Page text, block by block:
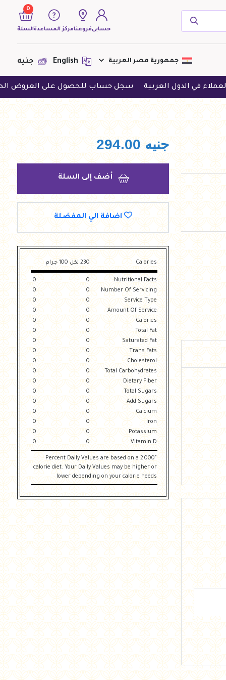
حسابىفروعنامركز المساعدة
0
السلة
لا يوجد منتجات لعرضها فى الوقت
الحالى
جمهورية مصر العربية جنيه
العربية سجل حساب للحصول على العروض الحصرية
جنيه 294.00
أضف إلى السلة
اضافة الي المفضلة
Calories 230 لكل 100 جرام
Nutritional Facts
0
0
Number Of Servicing
0
0
Service Type
0
0
Amount Of Service
0
0
Calories
0
0
Total Fat
0
0
Saturated Fat
0
0
Trans Fats
0
0
Cholesterol
0
0
Total Carbohydrates
0
0
Dietary Fiber
0
0
Total Sugars
0
0
Add Sugars
0
0
Calcium
0
0
Iron
0
0
Potassium
0
0
Vitamin D
0
0
"Percent Daily Values are based on a 2,000
calorie diet. Your Daily Values may be higher or
lower depending on your calorie needs